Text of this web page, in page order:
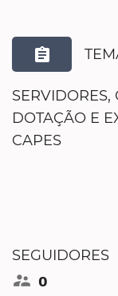
Ministério da Ciência,
Ministério do Turismo
Secretaria-Geral
assignment
SERVIDORES,
DOTAÇÃO E
CAPES
SEGUIDORES
supervisor_account 0